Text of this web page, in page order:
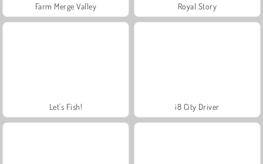
Farm Merge Valley Royal Story
Let's Fish! i8 City Driver